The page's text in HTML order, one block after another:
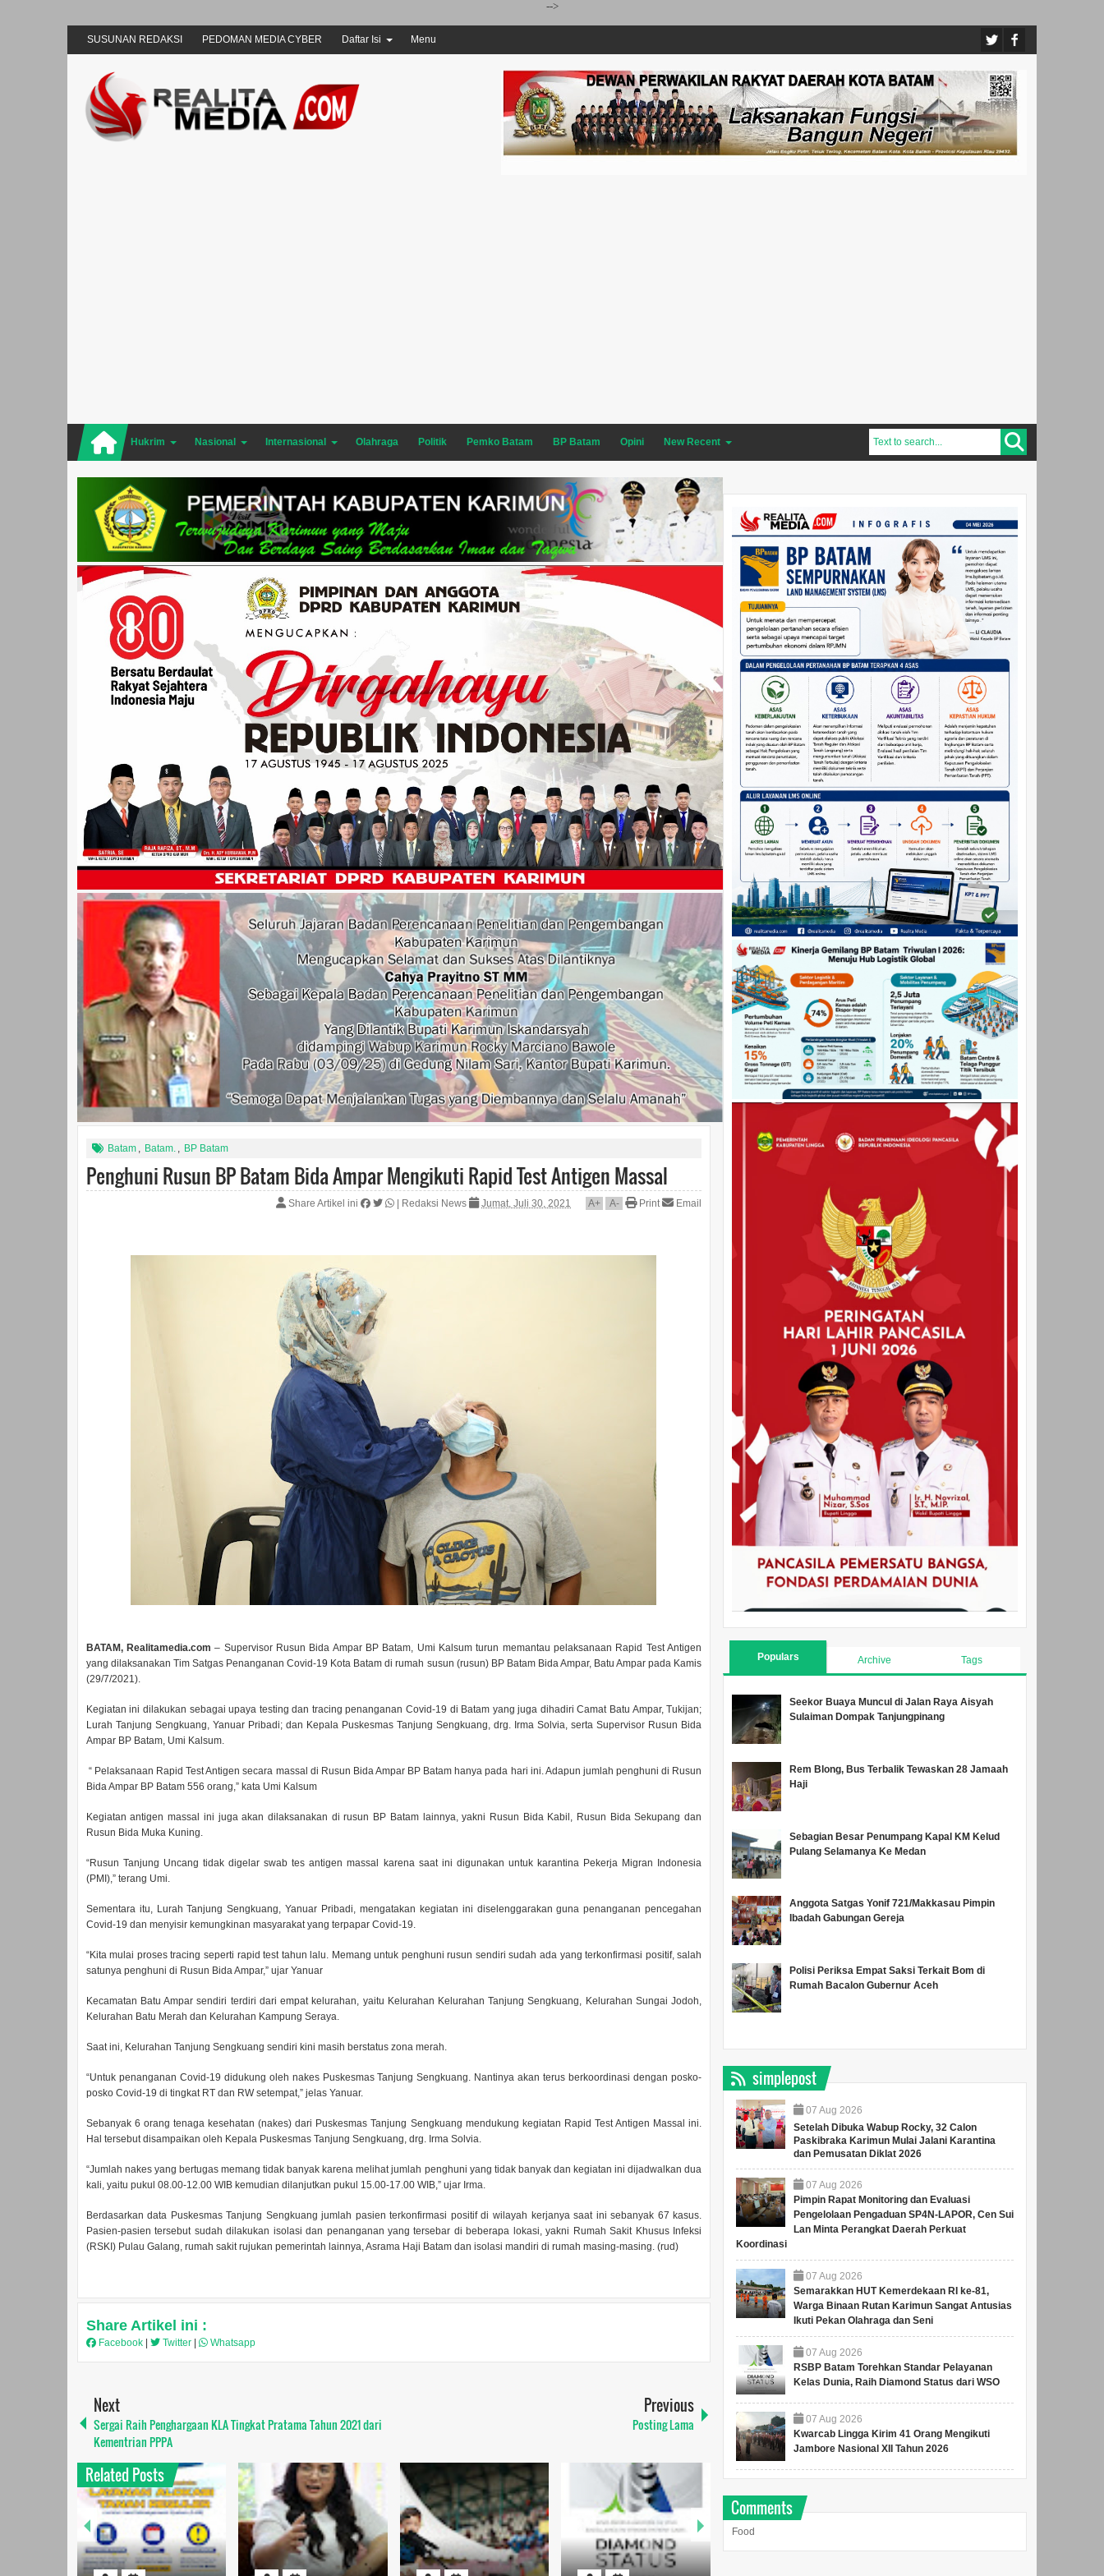
-->
SUSUNAN REDAKSI PEDOMAN MEDIA CYBER Daftar Isi Menu
Hukrim Nasional Internasional Olahraga Politik Pemko Batam BP Batam Opini New Recent
Batam , Batam. , BP Batam
Penghuni Rusun BP Batam Bida Ampar Mengikuti Rapid Test Antigen Massal
Share Artikel ini Redaksi News Jumat, Juli 30, 2021 A+ A- Print Email
BATAM, Realitamedia.com – Supervisor Rusun Bida Ampar BP Batam, Umi Kalsum turun memantau pelaksanaan Rapid Test Antigen
yang dilaksanakan Tim Satgas Penanganan Covid-19 Kota Batam di rumah susun (rusun) BP Batam Bida Ampar, Batu Ampar pada Kamis
(29/7/2021).
Kegiatan ini dilakukan sebagai upaya testing dan tracing penanganan Covid-19 di Batam yang juga dihadiri Camat Batu Ampar, Tukijan;
Lurah Tanjung Sengkuang, Yanuar Pribadi; dan Kepala Puskesmas Tanjung Sengkuang, drg. Irma Solvia, serta Supervisor Rusun Bida
Ampar BP Batam, Umi Kalsum.
“ Pelaksanaan Rapid Test Antigen secara massal di Rusun Bida Ampar BP Batam hanya pada hari ini. Adapun jumlah penghuni di Rusun
Bida Ampar BP Batam 556 orang,” kata Umi Kalsum
Kegiatan antigen massal ini juga akan dilaksanakan di rusun BP Batam lainnya, yakni Rusun Bida Kabil, Rusun Bida Sekupang dan
Rusun Bida Muka Kuning.
“Rusun Tanjung Uncang tidak digelar swab tes antigen massal karena saat ini digunakan untuk karantina Pekerja Migran Indonesia
(PMI),” terang Umi.
Sementara itu, Lurah Tanjung Sengkuang, Yanuar Pribadi, mengatakan kegiatan ini diselenggarakan guna penanganan pencegahan
Covid-19 dan menyisir kemungkinan masyarakat yang terpapar Covid-19.
“Kita mulai proses tracing seperti rapid test tahun lalu. Memang untuk penghuni rusun sendiri sudah ada yang terkonfirmasi positif, salah
satunya penghuni di Rusun Bida Ampar,” ujar Yanuar
Kecamatan Batu Ampar sendiri terdiri dari empat kelurahan, yaitu Kelurahan Kelurahan Tanjung Sengkuang, Kelurahan Sungai Jodoh,
Kelurahan Batu Merah dan Kelurahan Kampung Seraya.
Saat ini, Kelurahan Tanjung Sengkuang sendiri kini masih berstatus zona merah.
“Untuk penanganan Covid-19 didukung oleh nakes Puskesmas Tanjung Sengkuang. Nantinya akan terus berkoordinasi dengan posko-
posko Covid-19 di tingkat RT dan RW setempat,” jelas Yanuar.
Sebanyak 6 orang tenaga kesehatan (nakes) dari Puskesmas Tanjung Sengkuang mendukung kegiatan Rapid Test Antigen Massal ini.
Hal tersebut disampaikan oleh Kepala Puskesmas Tanjung Sengkuang, drg. Irma Solvia.
“Jumlah nakes yang bertugas memang tidak banyak karena melihat jumlah penghuni yang tidak banyak dan kegiatan ini dijadwalkan dua
kali, yaitu pukul 08.00-12.00 WIB kemudian dilanjutkan pukul 15.00-17.00 WIB,” ujar Irma.
Berdasarkan data Puskesmas Tanjung Sengkuang jumlah pasien terkonfirmasi positif di wilayah kerjanya saat ini sebanyak 67 kasus.
Pasien-pasien tersebut sudah dilakukan isolasi dan penanganan yang tersebar di beberapa lokasi, yakni Rumah Sakit Khusus Infeksi
(RSKI) Pulau Galang, rumah sakit rujukan pemerintah lainnya, Asrama Haji Batam dan isolasi mandiri di rumah masing-masing. (rud)
Share Artikel ini :
Facebook Twitter Whatsapp
Next
Sergai Raih Penghargaan KLA Tingkat Pratama Tahun 2021 dari
Kementrian PPPA
Previous
Posting Lama
Related Posts
Populars Archive Tags
Seekor Buaya Muncul di Jalan Raya Aisyah
Sulaiman Dompak Tanjungpinang
Rem Blong, Bus Terbalik Tewaskan 28 Jamaah
Haji
Sebagian Besar Penumpang Kapal KM Kelud
Pulang Selamanya Ke Medan
Anggota Satgas Yonif 721/Makkasau Pimpin
Ibadah Gabungan Gereja
Polisi Periksa Empat Saksi Terkait Bom di
Rumah Bacalon Gubernur Aceh
simplepost
07 Aug 2026
Setelah Dibuka Wabup Rocky, 32 Calon
Paskibraka Karimun Mulai Jalani Karantina
dan Pemusatan Diklat 2026
07 Aug 2026
Pimpin Rapat Monitoring dan Evaluasi
Pengelolaan Pengaduan SP4N-LAPOR, Cen Sui
Lan Minta Perangkat Daerah Perkuat
Koordinasi
07 Aug 2026
Semarakkan HUT Kemerdekaan RI ke-81,
Warga Binaan Rutan Karimun Sangat Antusias
Ikuti Pekan Olahraga dan Seni
07 Aug 2026
RSBP Batam Torehkan Standar Pelayanan
Kelas Dunia, Raih Diamond Status dari WSO
07 Aug 2026
Kwarcab Lingga Kirim 41 Orang Mengikuti
Jambore Nasional XII Tahun 2026
Comments
Food